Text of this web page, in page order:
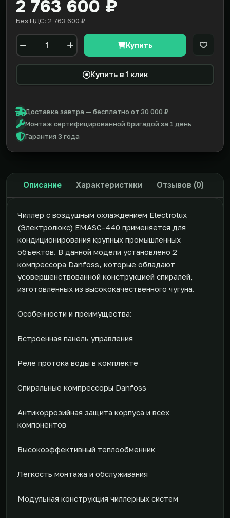
2 763 600 ₽
Без НДС: 2 763 600 ₽
Количество
Купить В
Купить в 1 клик
Доставка завтра — бесплатно от 30 000 ₽
Монтаж сертифицированной бригадой за 1 день
Гарантия 3 года
Описание Характеристики Отзывов (0)
Чиллер с воздушным охлаждением Electrolux
(Электролюкс) EMASC-440 применяется для
кондиционирования крупных промышленных
объектов. В данной модели установлено 2
компрессора Danfoss, которые обладают
усовершенствованной конструкцией спиралей,
изготовленных из высококачественного чугуна.
Особенности и преимущества:
Встроенная панель управления
Реле протока воды в комплекте
Спиральные компрессоры Danfoss
Антикоррозийная защита корпуса и всех
компонентов
Высокоэффективный теплообменник
Легкость монтажа и обслуживания
Модульная конструкция чиллерных систем